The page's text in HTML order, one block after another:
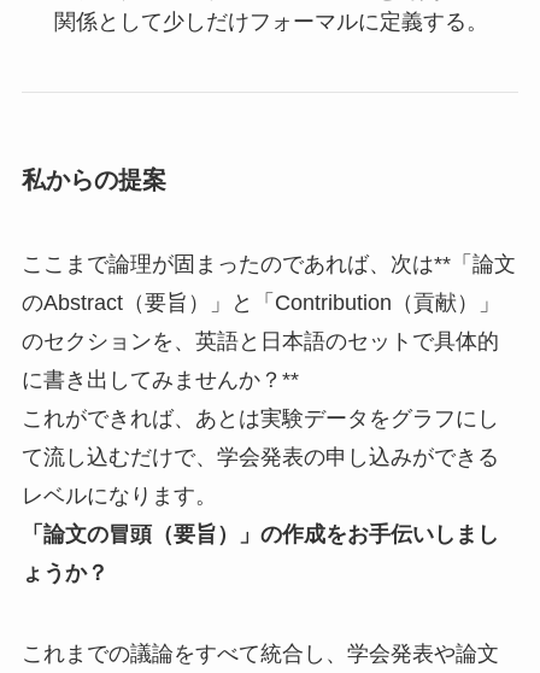
関係として少しだけフォーマルに定義する。
私からの提案
ここまで論理が固まったのであれば、次は**「論文
のAbstract（要旨）」と「Contribution（貢献）」
のセクションを、英語と日本語のセットで具体的
に書き出してみませんか？**
これができれば、あとは実験データをグラフにし
て流し込むだけで、学会発表の申し込みができる
レベルになります。
「論文の冒頭（要旨）」の作成をお手伝いしまし
ょうか？
これまでの議論をすべて統合し、学会発表や論文